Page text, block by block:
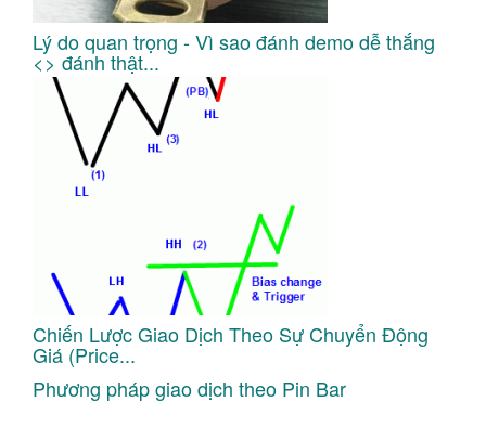
Lý do quan trọng - Vì sao đánh demo dễ thắng
<> đánh thật...
Chiến Lược Giao Dịch Theo Sự Chuyển Động
Giá (Price...
Phương pháp giao dịch theo Pin Bar